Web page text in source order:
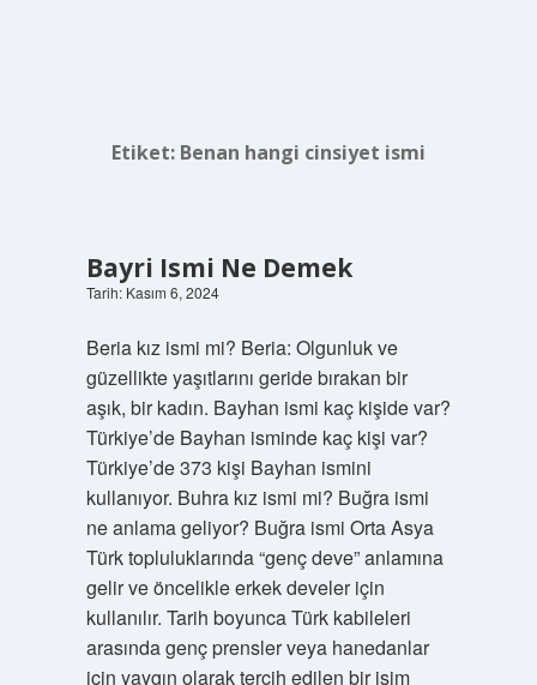
Etiket: Benan hangi cinsiyet ismi
Bayri Ismi Ne Demek
Tarih: Kasım 6, 2024
Beria kız ismi mi? Beria: Olgunluk ve
güzellikte yaşıtlarını geride bırakan bir
aşık, bir kadın. Bayhan ismi kaç kişide var?
Türkiye’de Bayhan isminde kaç kişi var?
Türkiye’de 373 kişi Bayhan ismini
kullanıyor. Buhra kız ismi mi? Buğra ismi
ne anlama geliyor? Buğra ismi Orta Asya
Türk topluluklarında “genç deve” anlamına
gelir ve öncelikle erkek develer için
kullanılır. Tarih boyunca Türk kabileleri
arasında genç prensler veya hanedanlar
için yaygın olarak tercih edilen bir isim